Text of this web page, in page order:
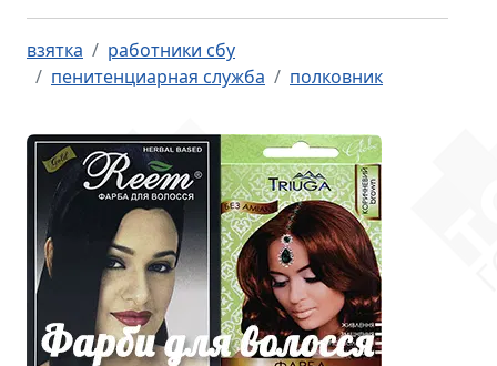
взятка
работники сбу
пенитенциарная служба
полковник